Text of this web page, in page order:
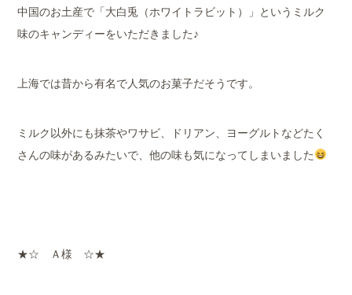
中国のお土産で「大白兎（ホワイトラビット）」というミルク
味のキャンディーをいただきました♪
上海では昔から有名で人気のお菓子だそうです。
ミルク以外にも抹茶やワサビ、ドリアン、ヨーグルトなどたく
さんの味があるみたいで、他の味も気になってしまいました
★☆ Ａ様 ☆★